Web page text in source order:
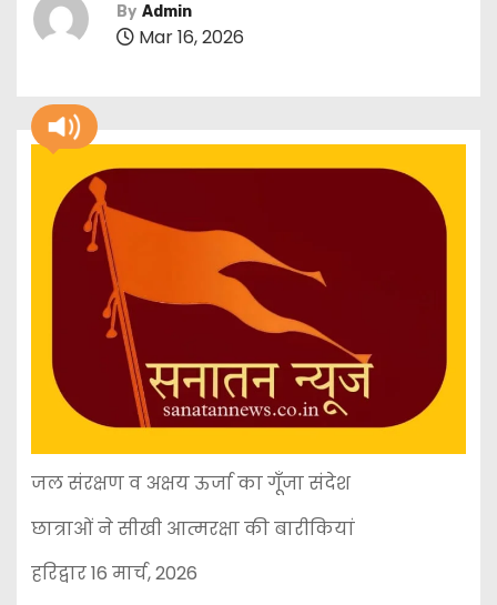
By Admin
Mar 16, 2026
जल संरक्षण व अक्षय ऊर्जा का गूँजा संदेश
छात्राओं ने सीखी आत्मरक्षा की बारीकियां
हरिद्वार 16 मार्च, 2026